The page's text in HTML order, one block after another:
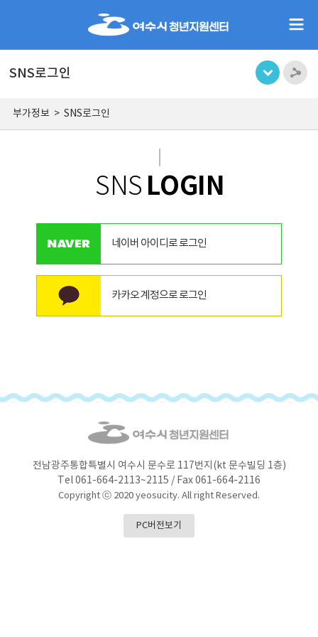
SNS로그인
부가정보 > SNS로그인
SNS LOGIN
네이버 아이디로 로그인
카카오 계정으로 로그인
전남광주통합특별시 여수시 문수로 117번지(kt 문수빌딩 1층)
Tel 061-664-2113~2115 / Fax 061-664-2116
Copyright ⓒ 2020 yeosucity. All right Reserved.
PC버전보기